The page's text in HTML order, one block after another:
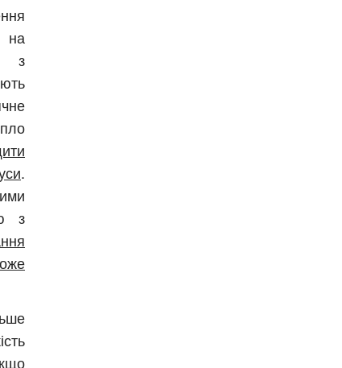
на
з
.
з